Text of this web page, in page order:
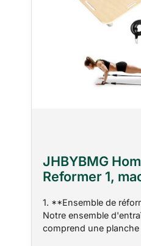
JHBYBMG
Reformer 1,
pilates
réformateur de
maison, bois
1. **Ensemble de
Notre ensemble
comprend une